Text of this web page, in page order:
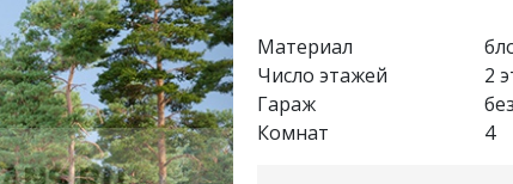
Материал
Число этажей
2
Гараж
Комнат
4